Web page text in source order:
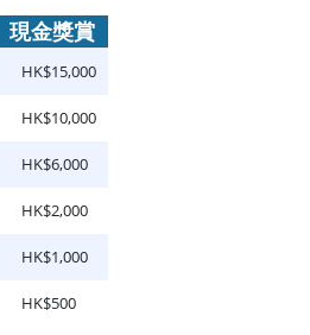
現金獎賞
HK$15,000
HK$10,000
HK$6,000
HK$2,000
HK$1,000
HK$500